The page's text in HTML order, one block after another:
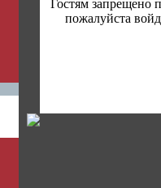
Гостям запрещено
пожалуйста